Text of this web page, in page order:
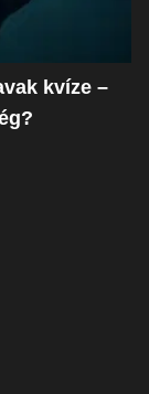
kvíze –